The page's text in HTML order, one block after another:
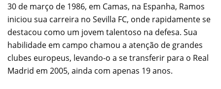
30 de março de 1986, em Camas, na Espanha, Ramos
iniciou sua carreira no Sevilla FC, onde rapidamente se
destacou como um jovem talentoso na defesa. Sua
habilidade em campo chamou a atenção de grandes
clubes europeus, levando-o a se transferir para o Real
Madrid em 2005, ainda com apenas 19 anos.